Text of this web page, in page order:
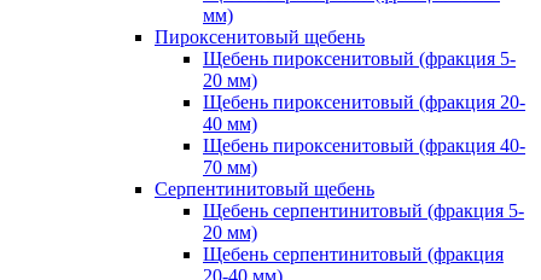
мм)
Пироксенитовый щебень
Щебень пироксенитовый (фракция 5-
20 мм)
Щебень пироксенитовый (фракция 20-
40 мм)
Щебень пироксенитовый (фракция 40-
70 мм)
Серпентинитовый щебень
Щебень серпентинитовый (фракция 5-
20 мм)
Щебень серпентинитовый (фракция
20-40 мм)